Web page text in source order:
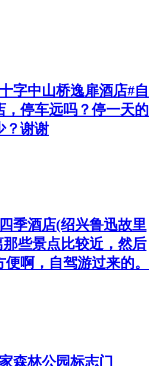
字中山桥逸扉酒店#自
，停车远吗？停一天的
？谢谢
季酒店(绍兴鲁迅故里
那些景点比较近，然后
啊，自驾游过来的。
森林公园标志门